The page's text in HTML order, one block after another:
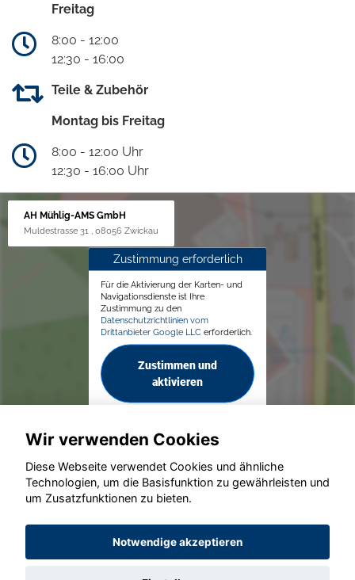
Freitag
8:00 - 12:00
12:30 - 16:00
Teile & Zubehör
Montag bis Freitag
8:00 - 12:00 Uhr
12:30 - 16:00 Uhr
AH Mühlig-AMS GmbH
Muldestrasse 31 , 08056 Zwickau
Zustimmung erforderlich
Für die Aktivierung der Karten- und
Navigationsdienste ist Ihre
Zustimmung zu den
Datenschutzrichtlinien vom
Drittanbieter Google LLC erforderlich.
Zustimmen und
aktivieren
© konjunkturmotor.de GmbH 2020 - 2026
Wir verwenden Cookies
Diese Webseite verwendet Cookies und ähnliche
Technologien, um die Basisfunktion zu gewährleisten und
um Zusatzfunktionen zu bieten.
Notwendige akzeptieren